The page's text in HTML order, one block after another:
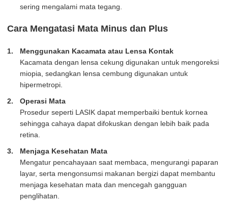
sering mengalami mata tegang.
Cara Mengatasi Mata Minus dan Plus
Menggunakan Kacamata atau Lensa Kontak
Kacamata dengan lensa cekung digunakan untuk mengoreksi
miopia, sedangkan lensa cembung digunakan untuk
hipermetropi.
Operasi Mata
Prosedur seperti LASIK dapat memperbaiki bentuk kornea
sehingga cahaya dapat difokuskan dengan lebih baik pada
retina.
Menjaga Kesehatan Mata
Mengatur pencahayaan saat membaca, mengurangi paparan
layar, serta mengonsumsi makanan bergizi dapat membantu
menjaga kesehatan mata dan mencegah gangguan
penglihatan.